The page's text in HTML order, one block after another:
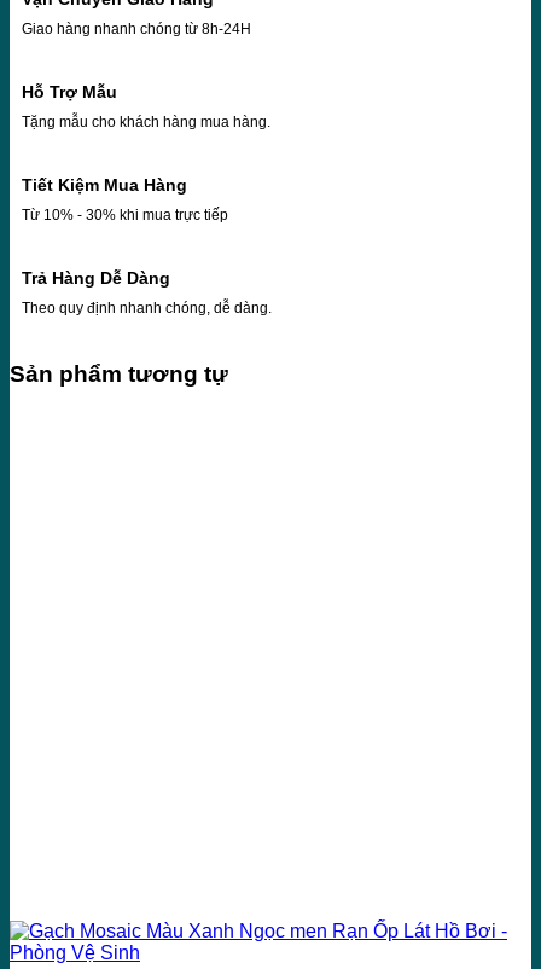
Giao hàng nhanh chóng từ 8h-24H
Hỗ Trợ Mẫu
Tặng mẫu cho khách hàng mua hàng.
Tiết Kiệm Mua Hàng
Từ 10% - 30% khi mua trực tiếp
Trả Hàng Dễ Dàng
Theo quy định nhanh chóng, dễ dàng.
Sản phẩm tương tự